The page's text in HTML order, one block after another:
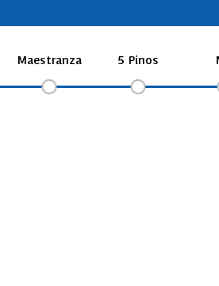
Maestranza 5 Pinos